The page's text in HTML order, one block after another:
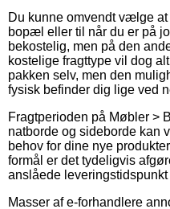
Du kunne omvendt vælge
bopæl eller til når du er på
bekostelig, men på den
kostelige fragttype vil dog
pakken selv, men den
fysisk befinder dig lige ved
Fragtperioden på Møbler >
natborde og sideborde kan
behov for dine nye
formål er det tydeligvis
anslåede
Masser af e-forhandlere